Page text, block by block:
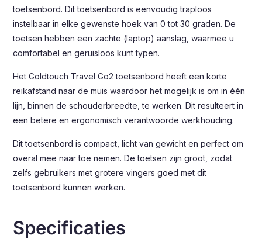
toetsenbord. Dit toetsenbord is eenvoudig traploos
instelbaar in elke gewenste hoek van 0 tot 30 graden. De
toetsen hebben een zachte (laptop) aanslag, waarmee u
comfortabel en geruisloos kunt typen.
Het Goldtouch Travel Go2 toetsenbord heeft een korte
reikafstand naar de muis waardoor het mogelijk is om in één
lijn, binnen de schouderbreedte, te werken. Dit resulteert in
een betere en ergonomisch verantwoorde werkhouding.
Dit toetsenbord is compact, licht van gewicht en perfect om
overal mee naar toe nemen. De toetsen zijn groot, zodat
zelfs gebruikers met grotere vingers goed met dit
toetsenbord kunnen werken.
Specificaties